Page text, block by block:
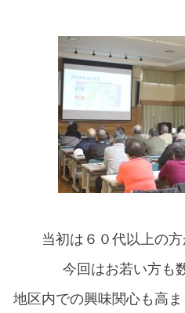
当初は６０代以上の
今回はお若い方も
地区内での興味関心も高